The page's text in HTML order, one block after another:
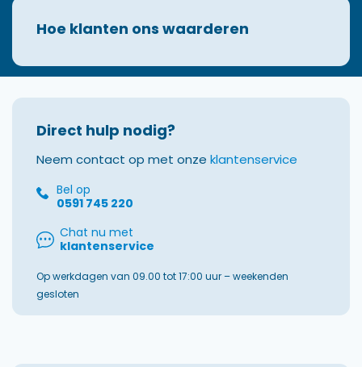
Hoe klanten ons waarderen
Direct hulp nodig?
Neem contact op met onze klantenservice
Bel op
0591 745 220
Chat nu met
klantenservice
Op werkdagen van 09.00 tot 17:00 uur – weekenden
gesloten